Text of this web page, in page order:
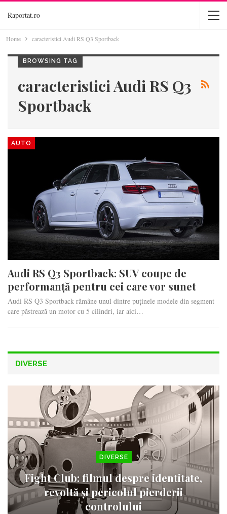
Raportat.ro
Home caracteristici Audi RS Q3 Sportback
BROWSING TAG
caracteristici Audi RS Q3
Sportback
AUTO
Audi RS Q3 Sportback: SUV coupe de
performanță pentru cei care vor sunet
Audi RS Q3 Sportback rămâne unul dintre puținele modele din segment
care păstrează un motor cu 5 cilindri, iar aici…
DIVERSE
DIVERSE
Fight Club: filmul despre identitate,
revoltă și pericolul pierderii
controlului